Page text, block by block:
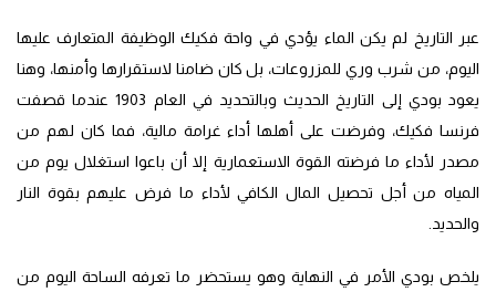
عبر التاريخ لم يكن الماء يؤدي في واحة فكيك الوظيفة المتعارف عليها
اليوم، من شرب وري للمزروعات، بل كان ضامنا لاستقرارها وأمنها، وهنا
يعود بودي إلى التاريخ الحديث وبالتحديد في العام 1903 عندما قصفت
فرنسا فكيك، وفرضت على أهلها أداء غرامة مالية، فما كان لهم من
مصدر لأداء ما فرضته القوة الاستعمارية إلا أن باعوا استغلال يوم من
المياه من أجل تحصيل المال الكافي لأداء ما فرض عليهم بقوة النار
والحديد.
يلخص بودي الأمر في النهاية وهو يستحضر ما تعرفه الساحة اليوم من